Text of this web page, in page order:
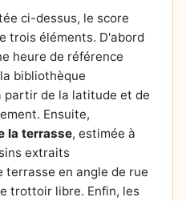
ci-dessus, le score
trois éléments. D'abord
heure de référence
bibliothèque
partir de la latitude et de
Ensuite,
la terrasse, estimée à
extraits
en angle de rue
trottoir libre. Enfin, les